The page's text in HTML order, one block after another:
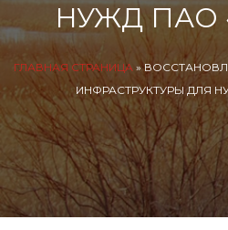
НУЖД ПАО
ГЛАВНАЯ СТРАНИЦА »
ИНФРАСТРУКТУРЫ ДЛЯ